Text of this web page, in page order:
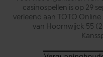
casinospellen is op 29
verleend aan TOTO
van Hoornwijck 55